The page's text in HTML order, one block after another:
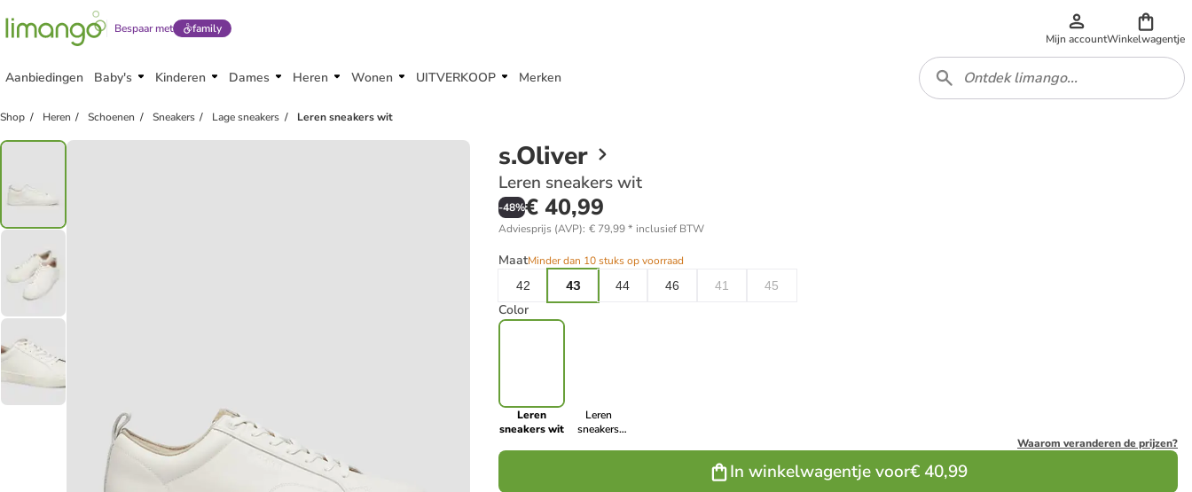
Bespaar met family
Mijn accountWinkelwagentje
Aanbiedingen Baby's Kinderen Dames Heren Wonen UITVERKOOP Merken
Shop Heren Schoenen Sneakers Lage sneakers Leren sneakers wit
s.Oliver
Leren sneakers wit
-48%€ 40,99
Adviesprijs (AVP): € 79,99* inclusief BTW
MaatMinder dan 10 stuks op voorraad
42
43 44 46 41 45
Color
Leren
sneakers wit
Leren
sneakers
Waarom veranderen de prijzen?
In winkelwagentje voor€ 40,99